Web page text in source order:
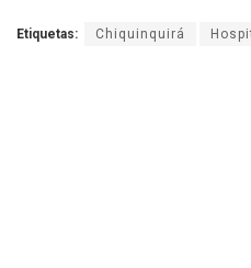
Etiquetas: Chiquinquirá